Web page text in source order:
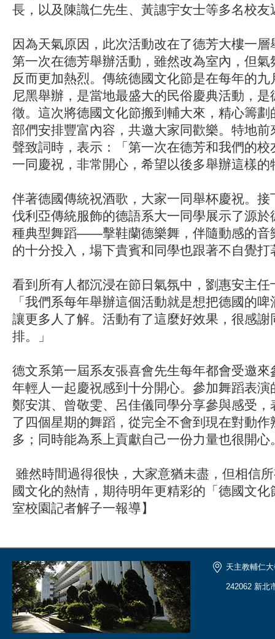
長，以及陳識仁先生、黃譓宇女士等多名校友
因為天氣原因，此次活動改在了德芳大樓一
第一次在德芳舉辦活動，雖然改為室內，但氣
反而更加熱烈。傳統德國文化節是在每年的
尼黑舉辦，是當地最盛大的民俗慶典活動，
徵。這次將德國文化節搬到輔大來，精心籌劃
部們安排豐富內容，共邀大家同歡樂。特地前
聲致詞時，表示：「第一次在德芳和我們的校
一同慶祝，非常開心，希望以後多舉辦這樣的
伴著德國傳統祝酒歌，大家一同舉杯慶祝。接
伐利亞傳統服飾的德語系大一同學展示了源於
種典型舞蹈——擊鞋蘭德樂舞，伴隨動感的音
的十分投入，場下貴賓和同學也跟著不自覺打
看到所有人都沉浸在節日氣氛中，劉惠安主任
「我們系每年舉辦這個活動就是想把德國的
讓更多人了解。活動有了這麼好效果，很感謝
排。」
德文系第一屆系友張喜會先生每年都會受邀來
年輕人一起慶祝感到十分開心。參加舞蹈表演
鄭安淇、曾敬雯、呂佳儀同學分享參與感受，
了四個星期的舞蹈，從完全不會到現在對動
多；同時能為系上貢獻自己一份力量也很開心
雖然時間過得很快，大家意猶未盡，但相信
國文化的熱情，期待明年更精彩的「德國文
室校園記者解子一報導】
天主教輔仁
242062 新北